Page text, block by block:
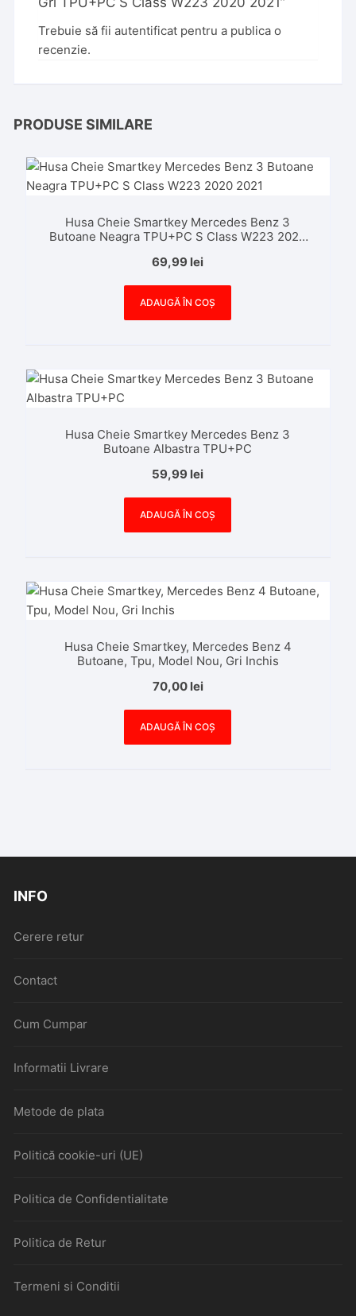
Trebuie să fiiautentificat pentru a publica o
recenzie.
PRODUSE SIMILARE
Husa Cheie Smartkey Mercedes Benz 3
Butoane Neagra TPU+PC S Class W223 2020
69,99 lei
ADAUGĂ ÎN COȘ
Husa Cheie Smartkey Mercedes Benz 3
Butoane Albastra TPU+PC
59,99 lei
ADAUGĂ ÎN COȘ
Husa Cheie Smartkey, Mercedes Benz 4
Butoane, Tpu, Model Nou, Gri Inchis
70,00 lei
ADAUGĂ ÎN COȘ
INFO
Cerere retur
Contact
Cum Cumpar
Informatii Livrare
Metode de plata
Politică cookie-uri (UE)
Politica de Confidentialitate
Politica de Retur
Termeni si Conditii